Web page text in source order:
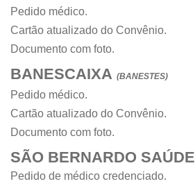
Pedido médico.
Cartão atualizado do Convênio.
Documento com foto.
BANESCAIXA (BANESTES)
Pedido médico.
Cartão atualizado do Convênio.
Documento com foto.
SÃO BERNARDO SAÚDE
Pedido de médico credenciado.